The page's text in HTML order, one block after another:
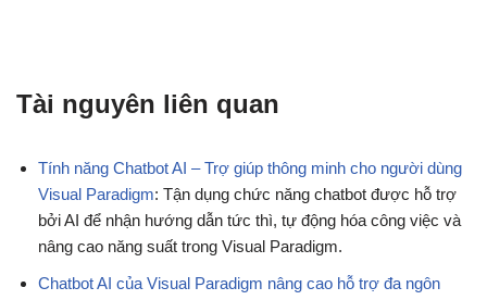
Tài nguyên liên quan
Tính năng Chatbot AI – Trợ giúp thông minh cho người dùng
Visual Paradigm: Tận dụng chức năng chatbot được hỗ trợ
bởi AI để nhận hướng dẫn tức thì, tự động hóa công việc và
nâng cao năng suất trong Visual Paradigm.
Chatbot AI của Visual Paradigm nâng cao hỗ trợ đa ngôn